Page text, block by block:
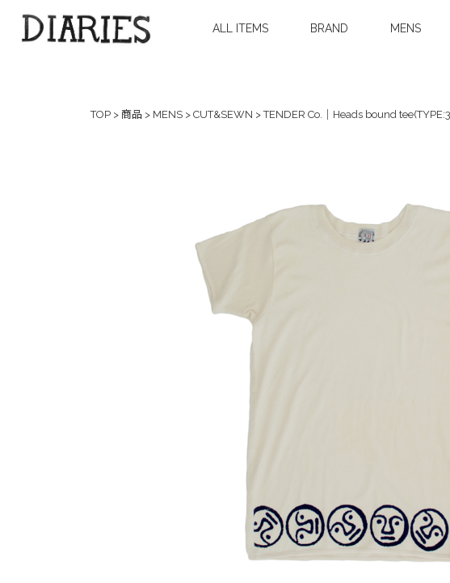
ALL ITEMS BRAND MENS
TOP > 商品 > MENS > CUT&SEWN >TENDER Co.｜Heads bound